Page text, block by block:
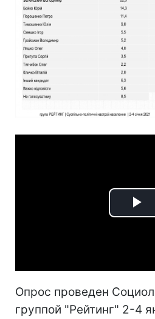
Опрос проведен
группой "Рейтинг" 2-4